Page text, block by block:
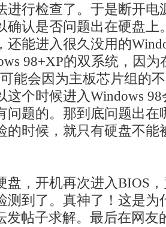
进行检查了。于是断开电
确认是否问题出在硬盘上
还能进入很久没用的
98+XP的双系统，因
能会因为主板芯片组的
这个时候进入Windows
问题的。那到底问题出在
的时候，就只有硬盘不能
盘，开机再次进入BIOS
测到了。真神了！这是为
发帖子求解。最后在网友